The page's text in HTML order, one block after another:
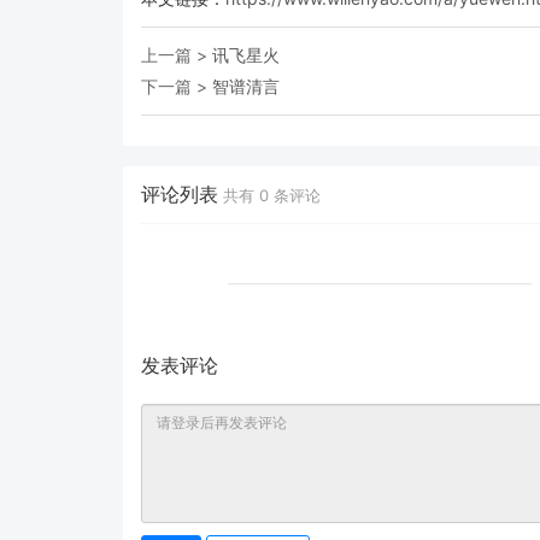
上一篇 > 讯飞星火
下一篇 > 智谱清言
评论列表 共有 0 条评论
发表评论